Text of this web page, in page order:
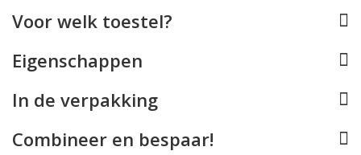
klikken.
Het iPhone 17 hoesje van Guess is mooi slank en licht
doeltreffend dankzij de basis van TPU. Dit is een
Voor welk toestel?
Eigenschappen
In de verpakking
Combineer en bespaar!